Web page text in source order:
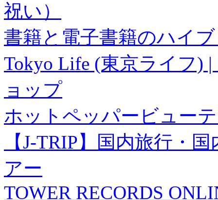
祝い）
書籍と電子書籍のハイ
Tokyo Life (東京ライフ)
ョップ
ホットペッパービュー
【J-TRIP】国内旅行・
アー
TOWER RECORDS